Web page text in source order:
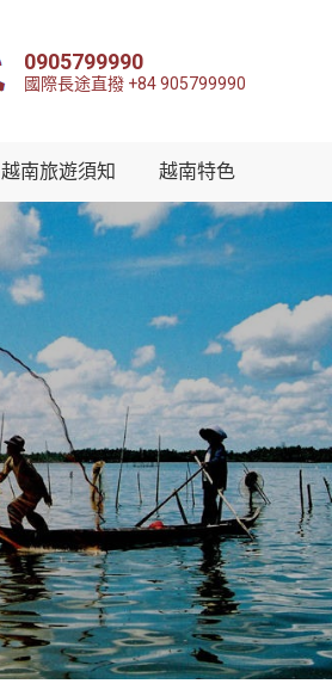
0905799990
國際長途直撥 +84 905799990
越南旅遊須知 越南特色